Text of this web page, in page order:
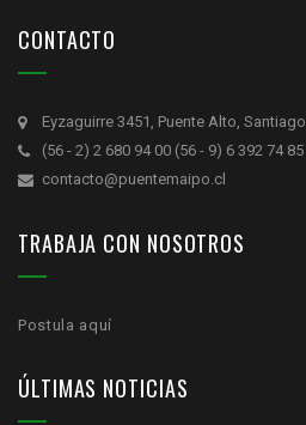
CONTACTO
Eyzaguirre 3451, Puente Alto, Santiago.
(56 - 2) 2 680 94 00 (56 - 9) 6 392 74 85
contacto@puentemaipo.cl
TRABAJA CON NOSOTROS
Postula aquí
ÚLTIMAS NOTICIAS